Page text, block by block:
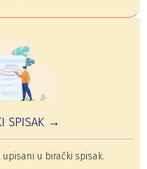
SPISAK →
u birački spisak.